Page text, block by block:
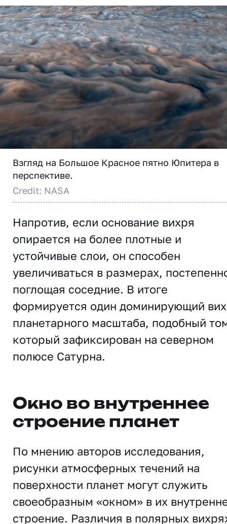
Взгляд на Большое Красное пятно Юпитера в
перспективе.
Credit: NASA
Напротив, если основание вихря
опирается на более плотные и
устойчивые слои, он способен
увеличиваться в размерах,
поглощая соседние. В итоге
формируется один доминирующий
планетарного масштаба, подобный
который зафиксирован на северном
полюсе Сатурна.
Окно во внутреннее
строение планет
По мнению авторов исследования,
рисунки атмосферных течений на
поверхности планет могут служить
своеобразным «окном» в их
строение. Различия в полярных